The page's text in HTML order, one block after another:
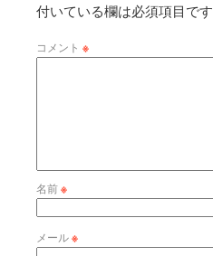
付いている欄は必須項目です
コメント ※
名前※
メール※